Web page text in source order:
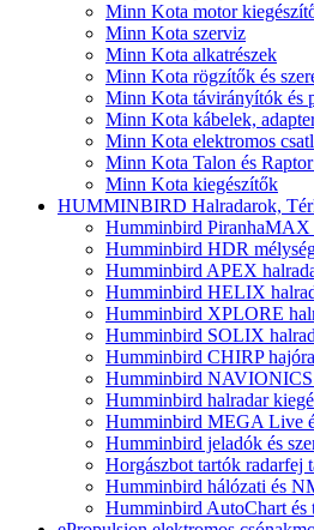
Minn Kota motor
Minn Kota szerviz
Minn Kota alkatrészek
Minn Kota rögzítők és
Minn Kota távirányítók és
Minn Kota kábelek,
Minn Kota elektromos
Minn Kota Talon és
Minn Kota kiegészítők
HUMMINBIRD Halradarok,
Humminbird PiranhaMAX
Humminbird HDR
Humminbird APEX
Humminbird HELIX
Humminbird XPLORE
Humminbird SOLIX
Humminbird CHIRP
Humminbird NAVIONICS
Humminbird halradar
Humminbird MEGA Live
Humminbird jeladók és
Horgászbot tartók radarfej
Humminbird hálózati és
Humminbird AutoChart és